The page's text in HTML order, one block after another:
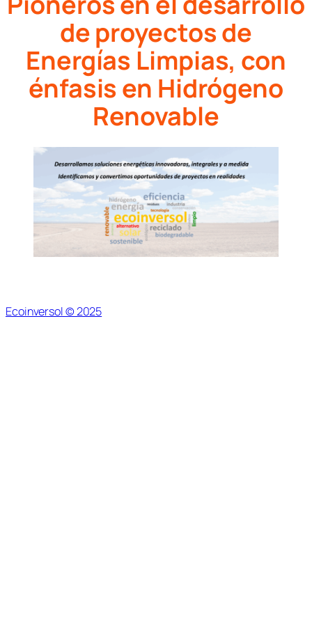
de proyectos de
Energías Limpias, con
énfasis en Hidrógeno
Renovable
Ecoinversol © 2025